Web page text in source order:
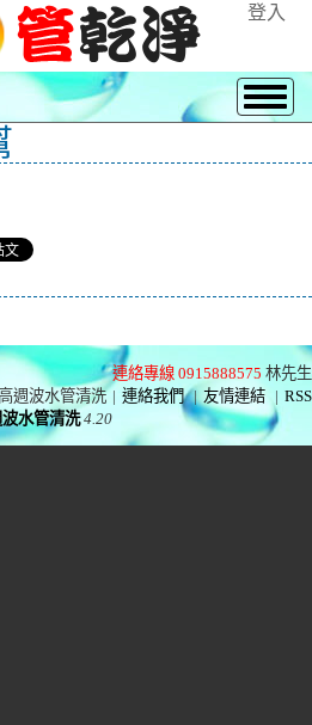
登入
連絡專線 0915888575 林先生
週波水管清洗 | 連絡我們 | 友情連結 | RSS
水管清洗 4.20